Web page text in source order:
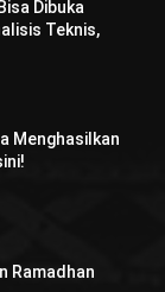
Dibuka
Teknis,
Menghasilkan
Ramadhan